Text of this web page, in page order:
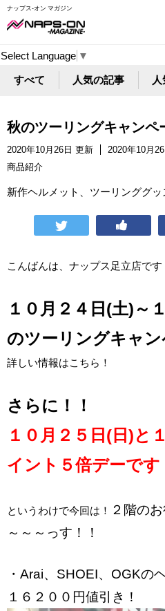
ナップス-オン マガジン
Select Language ▼
すべて 人気の記事
秋のツーリングキャンペ
2020年10月26日 更新
2020年10月
商品紹介
新作ヘルメット、ツーリンググ
こんばんは、ナップス足立店で
１０月２４日(土)～
のツーリングキャン
詳しい情報はこちら ！
さらに！！
１０月２５日(日)と
イント５倍デーです
というわけで今回は！
２階の
～～～っす！！
・Arai、SHOEI、OGKの
１６２００円値引き！